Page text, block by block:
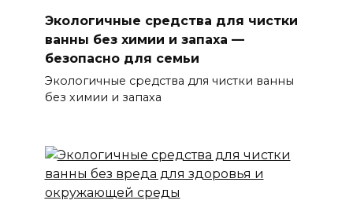
Экологичные средства для чистки
ванны без химии и запаха —
безопасно для семьи
Экологичные средства для чистки ванны
без химии и запаха